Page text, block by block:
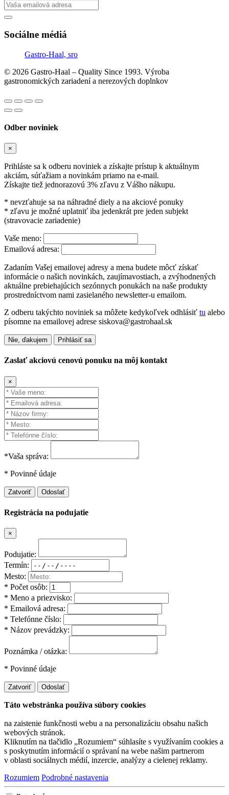
Sociálne médiá
Gastro-Haal, sro
© 2026 Gastro-Haal – Quality Since 1993. Výroba
gastronomických zariadení a nerezových doplnkov
Odber noviniek
×
Prihláste sa k odberu noviniek a získajte prístup k aktuálnym
akciám, súťažiam a novinkám priamo na e-mail.
Získajte tiež jednorazovú 3% zľavu z Vášho nákupu.
* nevzťahuje sa na náhradné diely a na akciové ponuky
* zľavu je možné uplatniť iba jedenkrát pre jeden subjekt
(stravovacie zariadenie)
Vaše meno:
Emailová adresa:
Zadaním Vašej emailovej adresy a mena budete môcť získať
informácie o našich novinkách, zaujímavostiach, a zvýhodnených
aktuálne prebiehajúcich sezónnych ponukách na naše produkty
prostredníctvom nami zasielaného newsletter-u emailom.
Z odberu takýchto noviniek sa môžete kedykoľvek odhlásiť tu alebo
písomne na emailovej adrese siskova@gastrohaal.sk
Nie, ďakujem Prihlásiť sa
Zaslať akciovú cenovú ponuku na môj kontakt
×
*Vaša správa:
* Povinné údaje
Zatvoriť Odoslať
Registrácia na podujatie
×
Podujatie:
Termín:
Mesto:
* Počet osôb:
* Meno a priezvisko:
* Emailová adresa:
* Telefónne číslo:
* Názov prevádzky:
Poznámka / otázka:
* Povinné údaje
Zatvoriť Odoslať
Táto webstránka používa súbory cookies
na zaistenie funkčnosti webu a na personalizáciu obsahu našich
webových stránok.
Kliknutím na tlačidlo „Rozumiem“ súhlasíte s využívaním cookies a
s poskytnutím informácií o správaní na webe našim partnerom
v oblasti sociálnych médií, inzercie, analýzy a cielenej reklamy.
Rozumiem Podrobné nastavenia